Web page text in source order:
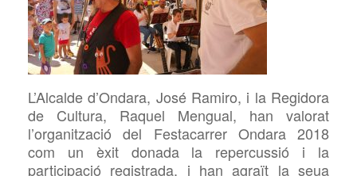
L’Alcalde d’Ondara, José Ramiro, i la Regidora
de Cultura, Raquel Mengual, han valorat
l’organització del Festacarrer Ondara 2018
com un èxit donada la repercussió i la
participació registrada, i han agraït la seua